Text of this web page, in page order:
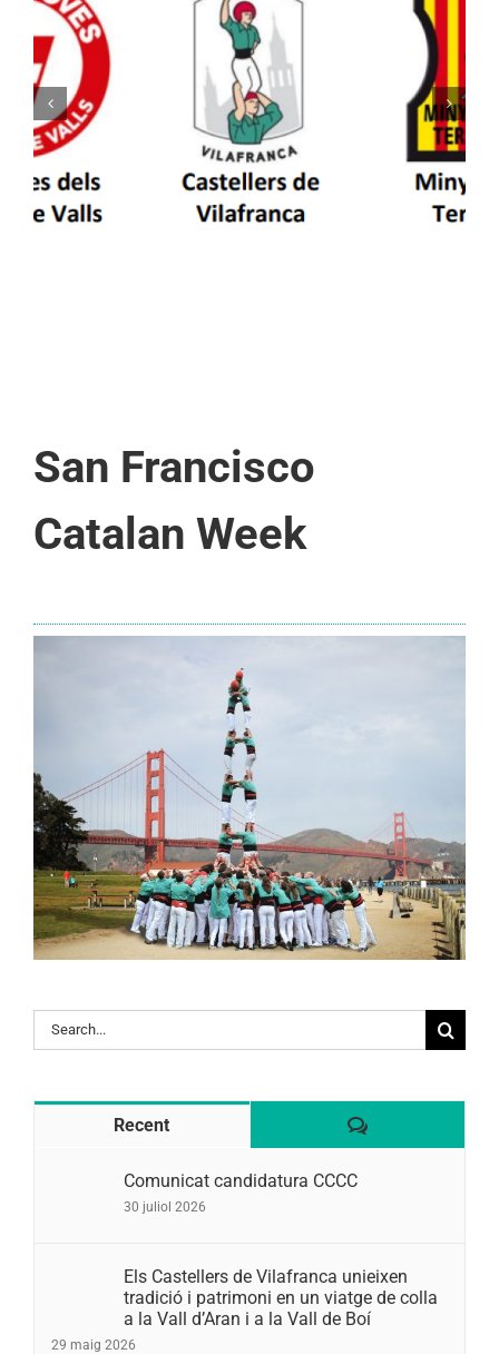
Els Castellers de Vilafranca unieixen tradició i
patrimoni en un viatge de colla a la Vall
d’Aran i a la Vall de Boí
San Francisco
Catalan Week
Search
for:
Recent Comentaris
Comunicat candidatura CCCC
30 juliol 2026
Els Castellers de Vilafranca unieixen
tradició i patrimoni en un viatge de colla
a la Vall d’Aran i a la Vall de Boí
29 maig 2026